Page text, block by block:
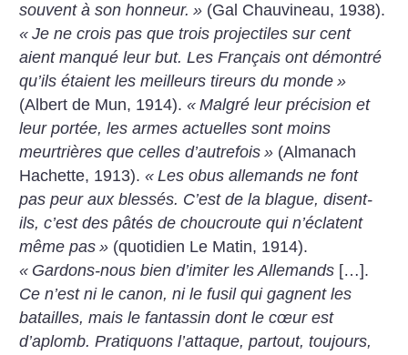
souvent à son honneur. » (Gal Chauvineau, 1938).
« Je ne crois pas que trois projectiles sur cent
aient manqué leur but. Les Français ont démontré
qu’ils étaient les meilleurs tireurs du monde »
(Albert de Mun, 1914).« Malgré leur précision et
leur portée, les armes actuelles sont moins
meurtrières que celles d’autrefois » (Almanach
Hachette, 1913).« Les obus allemands ne font
pas peur aux blessés. C’est de la blague, disent-
ils, c’est des pâtés de choucroute qui n’éclatent
même pas » (quotidien Le Matin, 1914).
« Gardons-nous bien d’imiter les Allemands […].
Ce n’est ni le canon, ni le fusil qui gagnent les
batailles, mais le fantassin dont le cœur est
d’aplomb. Pratiquons l’attaque, partout, toujours,